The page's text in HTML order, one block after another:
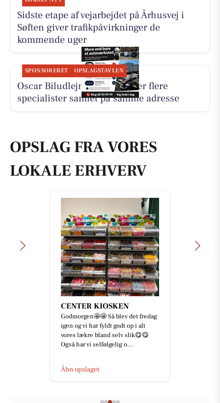
Sidste etape af vejarbejdet på Århusvej i
Søften giver trafikpåvirkninger de
kommende uger
SPONSORERET OPSLAGSTAVLEN
Oscar Biludlejning fremhæver flere
specialister samlet på samme adresse
OPSLAG FRA VORES
LOKALE ERHVERV
CENTER KIOSKEN
Godmorgen🤩🤩 Så blev det fredag
igen og vi har fyldt godt op i alt
vores lækre bland selv slik😋😋
Også har vi selfølgelig o...
Åbn opslaget